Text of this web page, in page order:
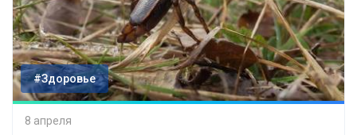
#Здоровье
8 апреля